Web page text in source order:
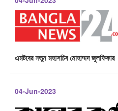
এমটবের নতুন মহাসচিব মোহাম্মদ জুলফিকার
04-Jun-2023